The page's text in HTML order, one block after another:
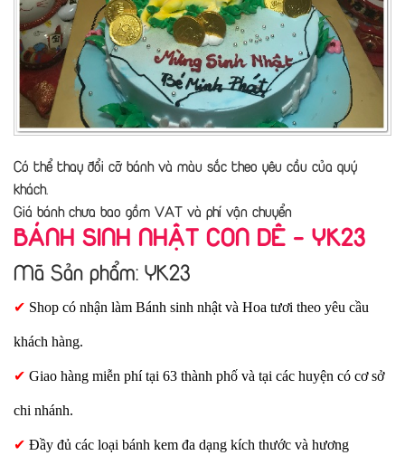
Có thể thay đổi cỡ bánh và màu sắc theo yêu cầu của quý
khách.
Giá bánh chưa bao gồm VAT và phí vận chuyển
BÁNH SINH NHẬT CON DÊ - YK23
Mã Sản phẩm: YK23
✔ Shop có nhận làm Bánh sinh nhật và Hoa tươi theo yêu cầu
khách hàng.
✔ Giao hàng miễn phí tại 63 thành phố và tại các huyện có cơ sở
chi nhánh.
✔ Đầy đủ các loại bánh kem đa dạng kích thước và hương